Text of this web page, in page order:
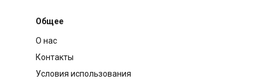
Общее
О нас
Контакты
Условия использования